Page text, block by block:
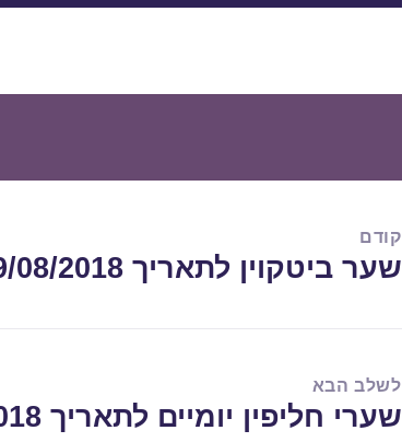
קודם
הפוסט
שער ביטקוין לתאריך 19/08/2018
לשלב הבא
הפוסט
שערי חליפין יומיים לתאריך 20/08/2018